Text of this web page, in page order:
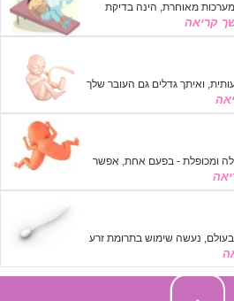
מאוחרת, הינה בדיקת
קריאה
ואיתך גדלים גם העובר שלך
ומכופלת - בפעם אחת, אפשר
נעשה שימוש בתרומת זרע